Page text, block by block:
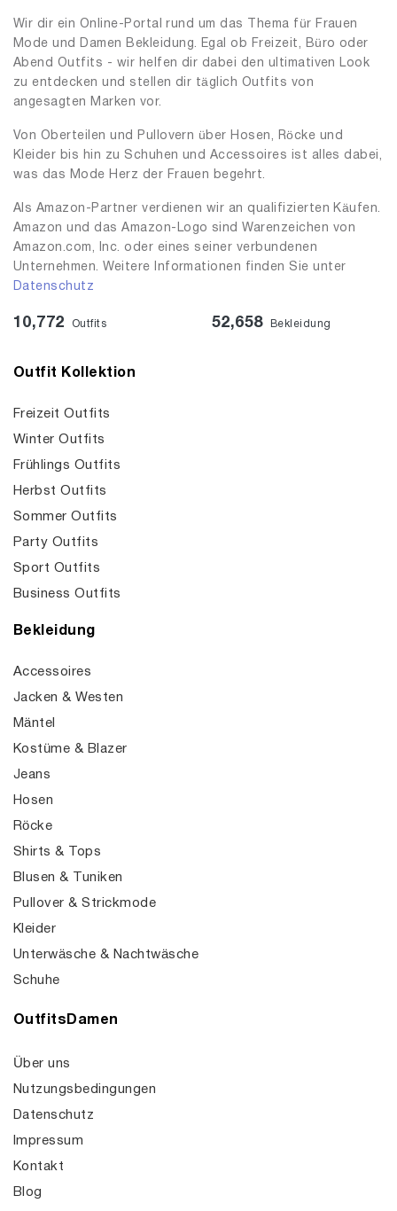
Wir dir ein Online-Portal rund um das Thema für Frauen
Mode und Damen Bekleidung. Egal ob Freizeit, Büro oder
Abend Outfits - wir helfen dir dabei den ultimativen Look
zu entdecken und stellen dir täglich Outfits von
angesagten Marken vor.
Von Oberteilen und Pullovern über Hosen, Röcke und
Kleider bis hin zu Schuhen und Accessoires ist alles dabei,
was das Mode Herz der Frauen begehrt.
Als Amazon-Partner verdienen wir an qualifizierten Käufen.
Amazon und das Amazon-Logo sind Warenzeichen von
Amazon.com, Inc. oder eines seiner verbundenen
Unternehmen. Weitere Informationen finden Sie unter
Datenschutz
10,772 Outfits 52,658 Bekleidung
Outfit Kollektion
Freizeit Outfits
Winter Outfits
Frühlings Outfits
Herbst Outfits
Sommer Outfits
Party Outfits
Sport Outfits
Business Outfits
Bekleidung
Accessoires
Jacken & Westen
Mäntel
Kostüme & Blazer
Jeans
Hosen
Röcke
Shirts & Tops
Blusen & Tuniken
Pullover & Strickmode
Kleider
Unterwäsche & Nachtwäsche
Schuhe
OutfitsDamen
Über uns
Nutzungsbedingungen
Datenschutz
Impressum
Kontakt
Blog